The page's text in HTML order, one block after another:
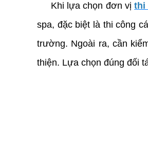
Khi lựa chọn đơn vịthi
spa, đặc biệt là thi công
trường. Ngoài ra, cần
thiện. Lựa chọn đúng đối